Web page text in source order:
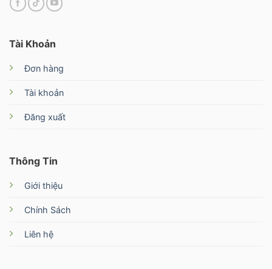
Tài Khoản
Đơn hàng
Tài khoản
Đăng xuất
Thông Tin
Giới thiệu
Chính Sách
Liên hệ